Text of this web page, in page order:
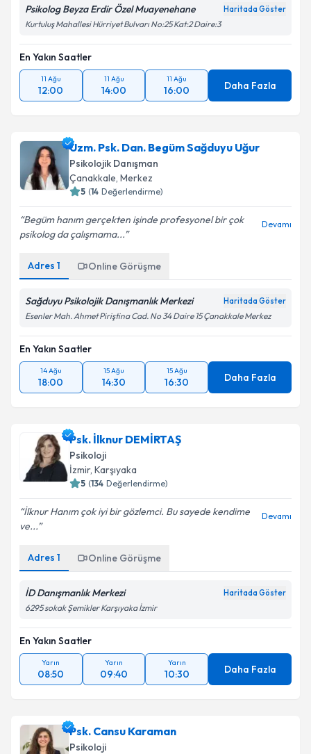
Psikolog Beyza Erdir Özel Muayenehane Haritada Göster
Kurtuluş Mahallesi Hürriyet Bulvarı No:25 Kat:2 Daire:3
En Yakın Saatler
11 Ağu
12:00
11 Ağu
14:00
11 Ağu
16:00 Daha Fazla
Uzm. Psk. Dan. Begüm Sağduyu Uğur
Psikolojik Danışman
Çanakkale, Merkez
5 (14 Değerlendirme)
Begüm hanım gerçekten işinde profesyonel bir çok
psikolog da çalışmama...
Devamı
Adres 1 Online Görüşme
Sağduyu Psikolojik Danışmanlık Merkezi Haritada Göster
Esenler Mah. Ahmet Piriştina Cad. No 34 Daire 15 Çanakkale Merkez
En Yakın Saatler
14 Ağu
18:00
15 Ağu
14:30
15 Ağu
16:30 Daha Fazla
Psk. İlknur DEMİRTAŞ
Psikoloji
İzmir, Karşıyaka
5 (134 Değerlendirme)
İlknur Hanım çok iyi bir gözlemci. Bu sayede kendime
ve...
Devamı
Adres 1 Online Görüşme
İD Danışmanlık Merkezi Haritada Göster
6295 sokak Şemikler Karşıyaka İzmir
En Yakın Saatler
Yarın
08:50
Yarın
09:40
Yarın
10:30 Daha Fazla
Psk. Cansu Karaman
Psikoloji